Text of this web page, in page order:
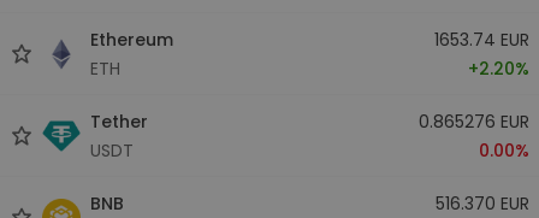
Ethereum
ETH
1653.74 EUR
+2.20%
Tether
USDT
0.865276 EUR
0.00%
BNB
516.370 EUR